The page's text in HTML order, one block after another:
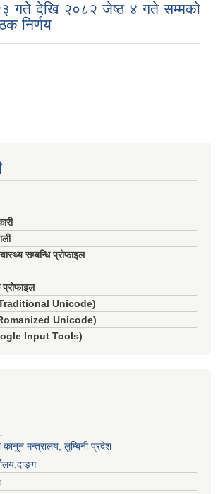
गते देखि २०८२ जेष्ठ ४ गते सम्मको
निर्णय
सम्बन्धि प्रोफाइल
Unicode)
Unicode)
Input Tools)
कानून मन्त्रालय, लुम्बिनी प्रदेश